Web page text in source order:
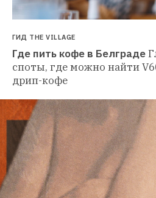
ГИД THE VILLAGE
Где пить кофе в Белграде
споты, где можно найти
дрип-кофе